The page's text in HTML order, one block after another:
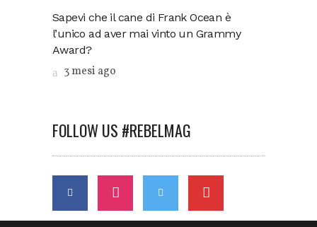
Sapevi che il cane di Frank Ocean è
l’unico ad aver mai vinto un Grammy
Award?
3 mesi ago
FOLLOW US #REBELMAG